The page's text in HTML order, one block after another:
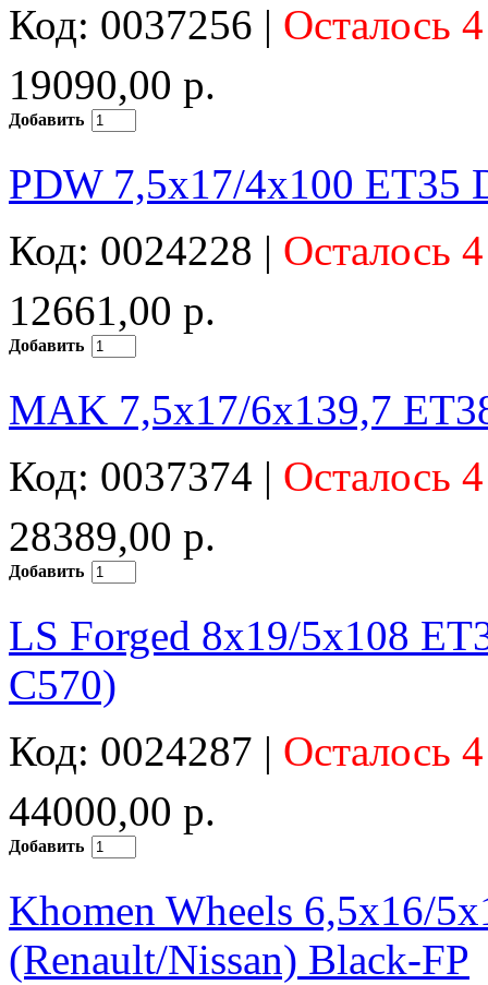
Код: 0037256 | Осталось
19090,00 р.
Добавить
PDW 7,5x17/4x100 ET35
Код: 0024228 | Осталось
12661,00 р.
Добавить
MAK 7,5x17/6x139,7
Код: 0037374 | Осталось
28389,00 р.
Добавить
LS Forged 8x19/5x108
C570)
Код: 0024287 | Осталось
44000,00 р.
Добавить
Khomen Wheels 6,5x16/
(Renault/Nissan) Black-FP